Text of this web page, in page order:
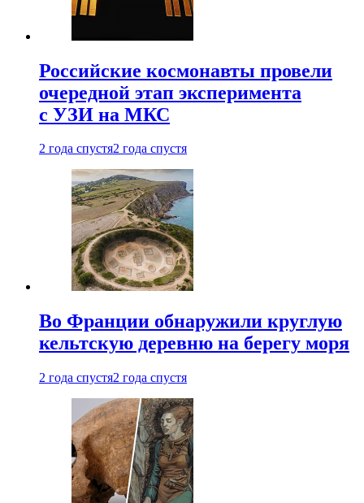
Российские космонавты провели
очередной этап эксперимента
с УЗИ на МКС
2 года спустя2 года спустя
Во Франции обнаружили круглую
кельтскую деревню на берегу моря
2 года спустя2 года спустя